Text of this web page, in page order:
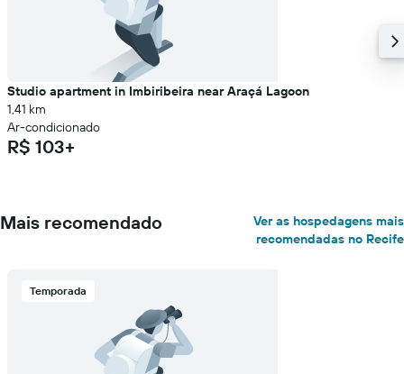
Studio apartment in Imbiribeira near Araçá Lagoon
1,41 km
Ar-condicionado
R$ 103+
Mais recomendado
Ver as hospedagens mais
recomendadas no Recife
Temporada